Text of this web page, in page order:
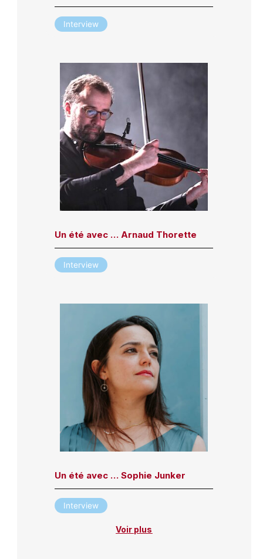
Interview
Un été avec … Arnaud Thorette
Interview
Un été avec … Sophie Junker
Interview
Voir plus